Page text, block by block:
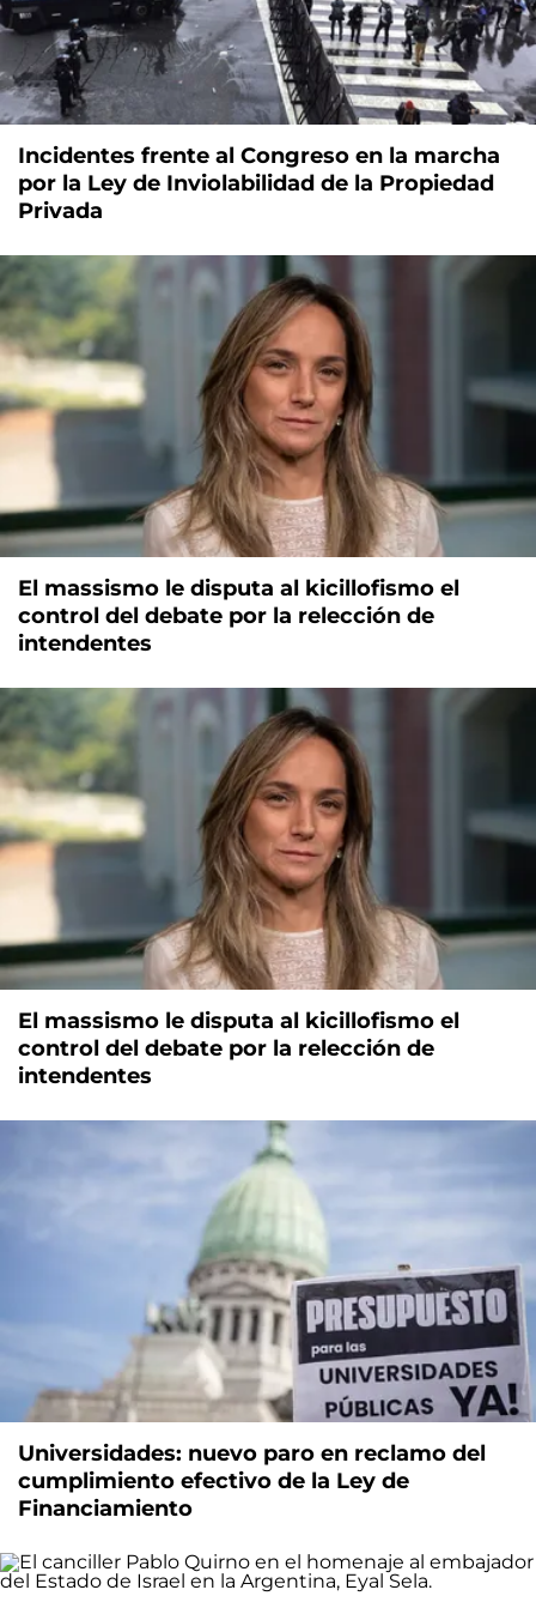
Incidentes frente al Congreso en la marcha
por la Ley de Inviolabilidad de la Propiedad
Privada
El massismo le disputa al kicillofismo el
control del debate por la relección de
intendentes
El massismo le disputa al kicillofismo el
control del debate por la relección de
intendentes
Universidades: nuevo paro en reclamo del
cumplimiento efectivo de la Ley de
Financiamiento